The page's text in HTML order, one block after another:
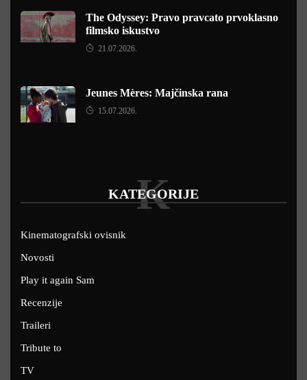
The Odyssey: Pravo pravcato prvoklasno
filmsko iskustvo
21.07.2026.
Jeunes Mères: Majčinska rana
15.07.2026.
KATEGORIJE
K
Kinematografski ovisnik
Novosti
Play it again Sam
Recenzije
Traileri
Tribute to
TV